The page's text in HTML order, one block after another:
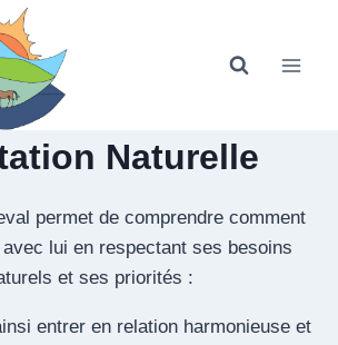
Naturelle
permet de comprendre comment
lui en respectant ses besoins
et ses priorités :
entrer en relation harmonieuse et